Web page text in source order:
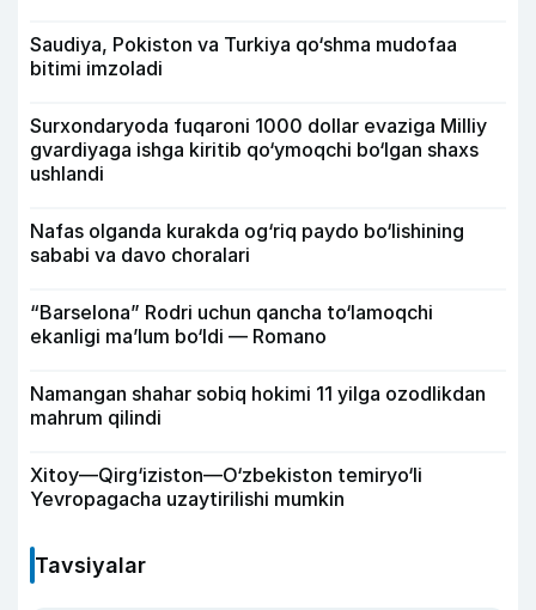
Saudiya, Pokiston va Turkiya qo‘shma mudofaa
bitimi imzoladi
Surxondaryoda fuqaroni 1000 dollar evaziga Milliy
gvardiyaga ishga kiritib qo‘ymoqchi bo‘lgan shaxs
ushlandi
Nafas olganda kurakda og‘riq paydo bo‘lishining
sababi va davo choralari
“Barselona” Rodri uchun qancha to‘lamoqchi
ekanligi ma’lum bo‘ldi — Romano
Namangan shahar sobiq hokimi 11 yilga ozodlikdan
mahrum qilindi
Xitoy—Qirg‘iziston—O‘zbekiston temiryo‘li
Yevropagacha uzaytirilishi mumkin
Tavsiyalar